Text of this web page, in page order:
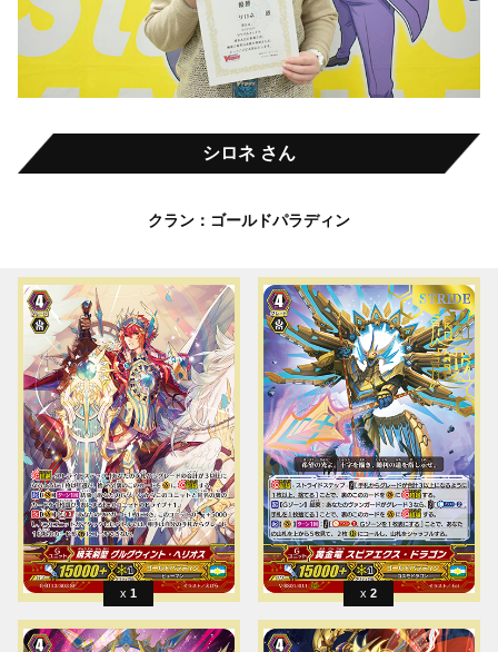
シロネ さん
クラン：ゴールドパラディン
1 2